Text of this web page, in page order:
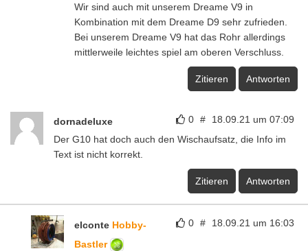
Wir sind auch mit unserem Dreame V9 in
Kombination mit dem Dreame D9 sehr zufrieden.
Bei unserem Dreame V9 hat das Rohr allerdings
mittlerweile leichtes spiel am oberen Verschluss.
Zitieren Antworten
0 # 18.09.21 um 07:09
dornadeluxe
Der G10 hat doch auch den Wischaufsatz, die Info im
Text ist nicht korrekt.
Zitieren Antworten
0 # 18.09.21 um 16:03
elconte Hobby-
Bastler